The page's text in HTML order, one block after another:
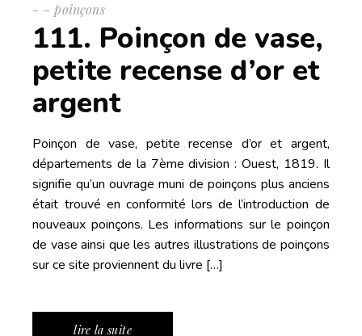
- poinçons
111. Poinçon de vase,
petite recense d’or et
argent
Poinçon de vase, petite recense d’or et argent,
départements de la 7ème division : Ouest, 1819. Il
signifie qu’un ouvrage muni de poinçons plus anciens
était trouvé en conformité lors de l’introduction de
nouveaux poinçons. Les informations sur le poinçon
de vase ainsi que les autres illustrations de poinçons
sur ce site proviennent du livre […]
lire la suite